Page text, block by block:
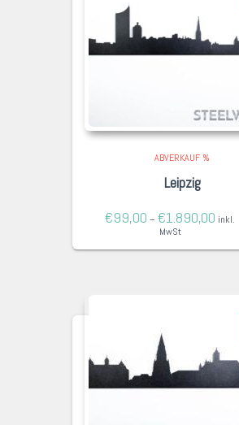
ABVERKAUF %
Leipzig
€99,00 – €1.890,00 inkl.
MwSt